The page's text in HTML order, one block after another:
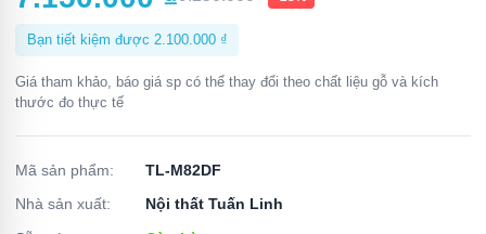
Bạn tiết kiệm được 2.100.000 ₫
Giá tham khảo, báo giá sp có thể thay đổi theo chất liệu gỗ và kích
thước đo thực tế
Mã sản phẩm:
TL-M82DF
Nhà sản xuất:
Nội thất Tuấn Linh